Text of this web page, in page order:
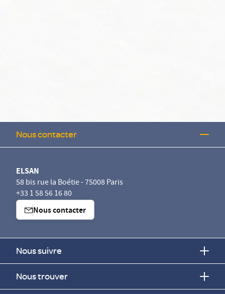
Nous contacter
ELSAN
58 bis rue la Boétie - 75008 Paris
+33 1 58 56 16 80
Nous contacter
Nous suivre
Nous trouver